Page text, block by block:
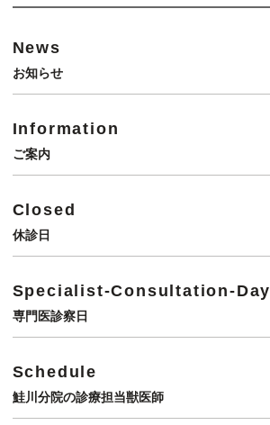
News
お知らせ
Information
ご案内
Closed
休診日
Specialist-Consultation-Day
専門医診察日
Schedule
鮭川分院の診療担当獣医師